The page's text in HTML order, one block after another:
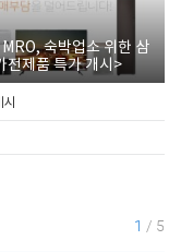
숙박업소 위한 삼
전제품 특가 개시>
1 / 5